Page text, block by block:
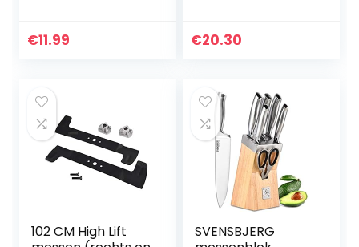
271794S, 390930,
€11.99
reserveonderdeel,
€20.30
102 CM High Lift
SVENSBJERG